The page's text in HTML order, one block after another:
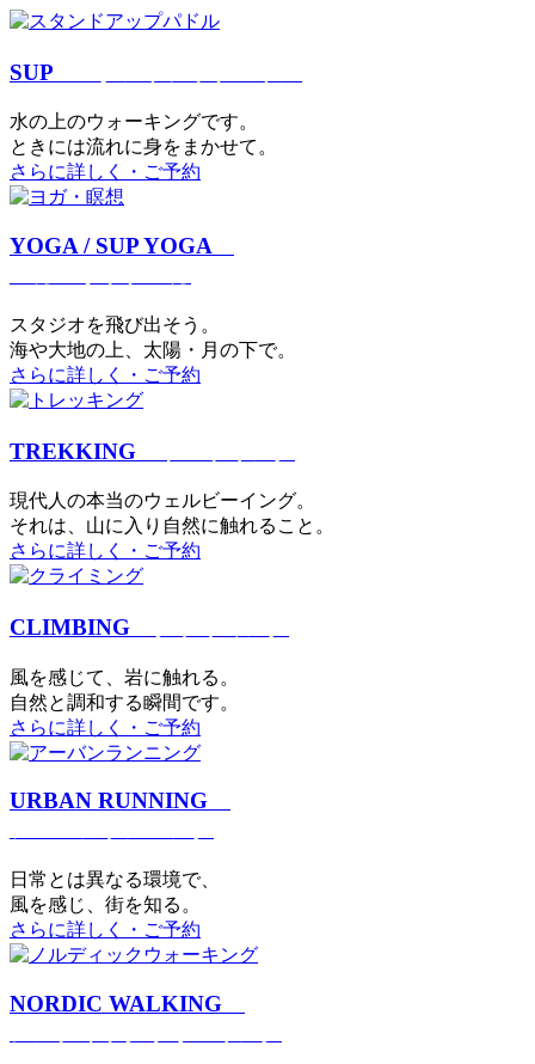
SUP
⽔の上のウォーキングです。
ときには流れに身をまかせて。
さらに詳しく・ご予約
YOGA / SUP YOGA
スタジオを⾶び出そう。
海や大地の上、太陽・⽉の下で。
さらに詳しく・ご予約
TREKKING
現代⼈の本当のウェルビーイング。
それは、⼭に⼊り⾃然に触れること。
さらに詳しく・ご予約
CLIMBING
⾵を感じて、岩に触れる。
⾃然と調和する瞬間です。
さらに詳しく・ご予約
URBAN RUNNING
日常とは異なる環境で、
風を感じ、街を知る。
さらに詳しく・ご予約
NORDIC WALKING